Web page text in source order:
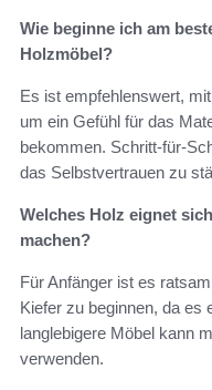
Wie beginne ich am
Holzmöbel?
Es ist empfehlenswert,
um ein Gefühl für das
bekommen. Schritt-für-
das Selbstvertrauen zu
Welches Holz eignet
machen?
Für Anfänger ist es
Kiefer zu beginnen, da es
langlebigere Möbel kann
verwenden.